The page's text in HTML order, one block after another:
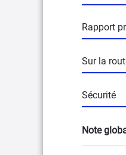
Rapport
Sur la
Sécurité
Note